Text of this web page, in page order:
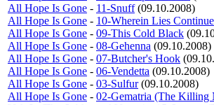
All Hope Is Gone - 11-Snuff(09.10.2008)
All Hope Is Gone - 10-Wherein Lies Continue
All Hope Is Gone - 09-This Cold Black
All Hope Is Gone - 08-Gehenna (09.10.2008)
All Hope Is Gone - 07-Butcher's Hook
All Hope Is Gone - 06-Vendetta (09.10.2008)
All Hope Is Gone - 03-Sulfur(09.10.2008)
All Hope Is Gone - 02-Gematria (The Killing